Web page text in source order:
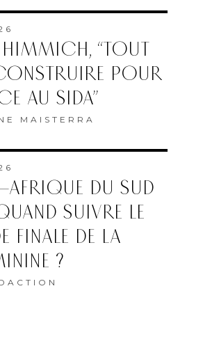
“TOUT
POUR
AU SIDA”
MAISTERRA
DU SUD
SUIVRE LE
FINALE DE LA
?